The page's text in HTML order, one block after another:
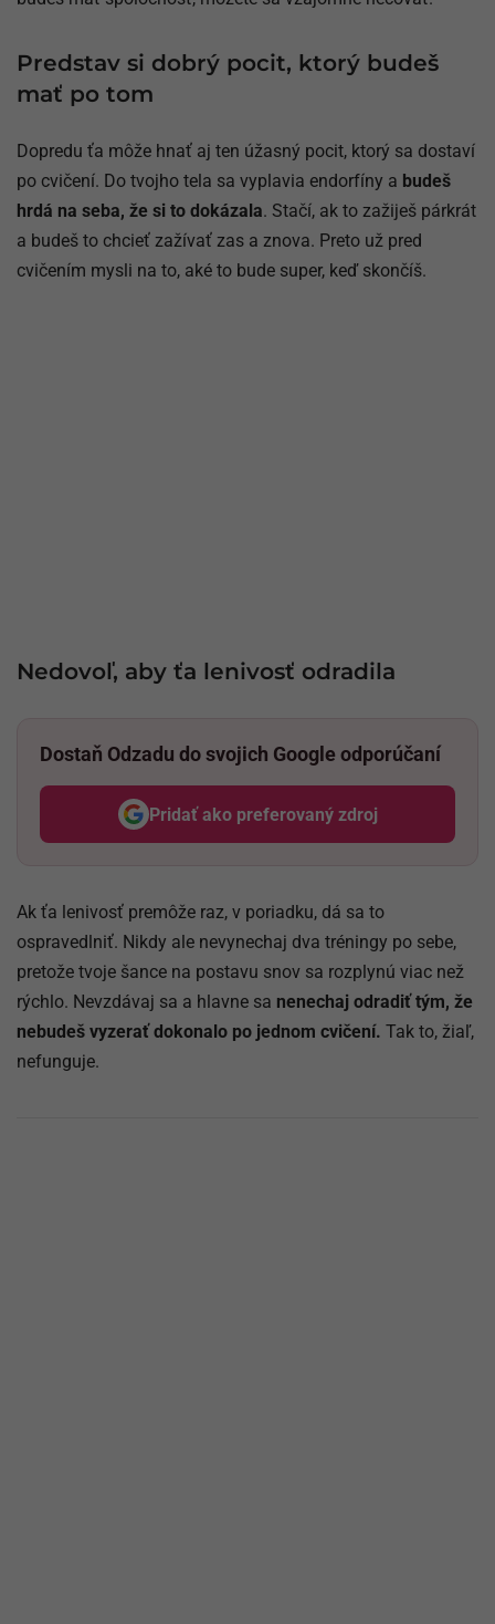
Predstav si dobrý pocit, ktorý budeš
mať po tom
Dopredu ťa môže hnať aj ten úžasný pocit, ktorý sa dostaví
po cvičení. Do tvojho tela sa vyplavia endorfíny a budeš
hrdá na seba, že si to dokázala. Stačí, ak to zažiješ párkrát
a budeš to chcieť zažívať zas a znova. Preto už pred
cvičením mysli na to, aké to bude super, keď skončíš.
Nedovoľ, aby ťa lenivosť odradila
Dostaň Odzadu do svojich Google odporúčaní
Pridať ako preferovaný zdroj
Odzadu, odkaz sa otvorí v
Ak ťa lenivosť premôže raz, v poriadku, dá sa to
ospravedlniť. Nikdy ale nevynechaj dva tréningy po sebe,
pretože tvoje šance na postavu snov sa rozplynú viac než
rýchlo. Nevzdávaj sa a hlavne sa nenechaj odradiť tým, že
nebudeš vyzerať dokonalo po jednom cvičení. Tak to, žiaľ,
nefunguje.